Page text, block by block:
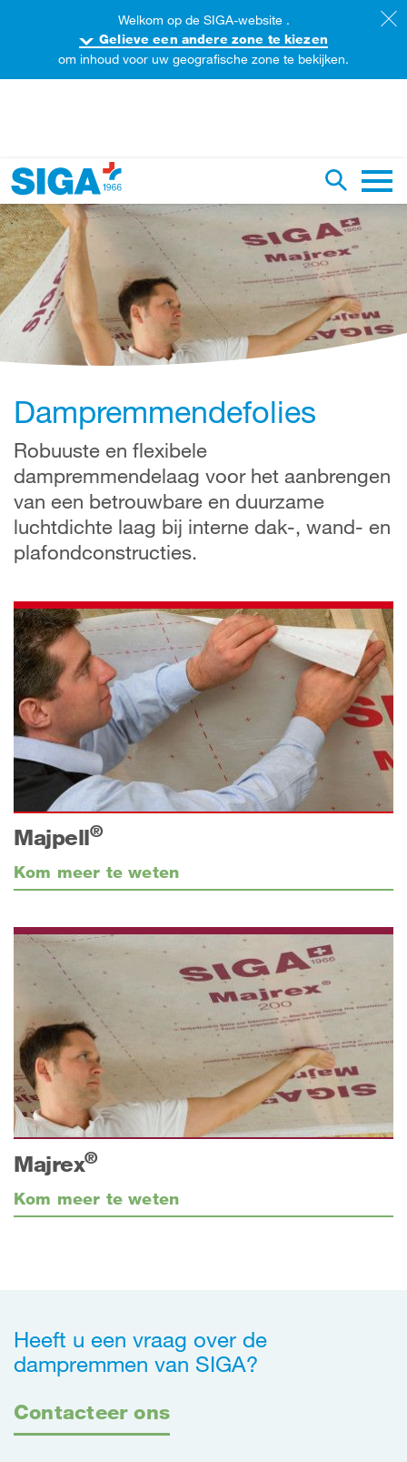
de website
Dampremmendefolies
Robuuste en flexibele
dampremmendelaag voor het aanbrengen
van een betrouwbare en duurzame
luchtdichte laag bij interne dak-, wand- en
plafondconstructies.
Majpell®
Kom meer te weten
Majrex®
Kom meer te weten
Heeft u een vraag over de
dampremmen van SIGA?
Contacteer ons
Welkom op de SIGA-website .
Gelieve een andere zone te kiezen
om inhoud voor uw geografische zone te bekijken.